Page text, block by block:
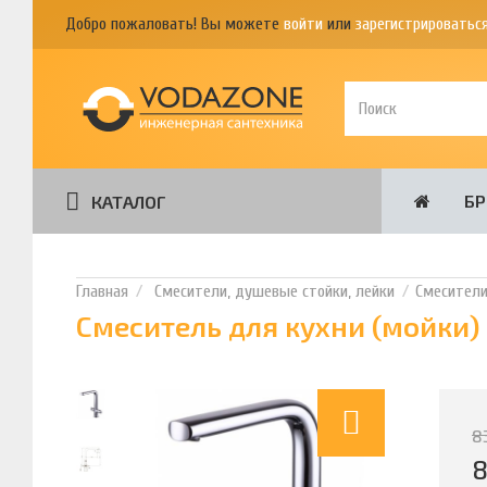
Добро пожаловать! Вы можете войти или
КАТАЛОГ
Смесители, душевые стойки, лейки
Смеситель для кухни (мойки)